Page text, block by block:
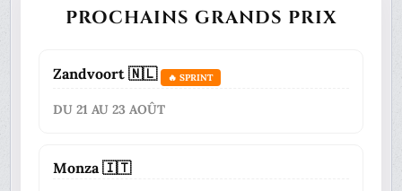
PROCHAINS GRANDS PRIX
Zandvoort 🇳🇱 🔥 SPRINT
DU 21 AU 23 AOÛT
Monza 🇮🇹